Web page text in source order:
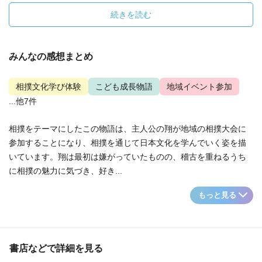
続きを読む
みんなの感想まとめ
相撲文化学び体験 こども成長物語
地域イベント参加
...他7件
相撲をテーマにしたこの物語は、主人公の翔が地域の相撲大会に
参加することになり、相撲を通じて日本文化を学んでいく姿を描
いています。翔は最初は嫌がっていたものの、稽古を重ねるうち
に相撲の魅力に気づき、好き...
もっと見る
書店などで詳細を見る